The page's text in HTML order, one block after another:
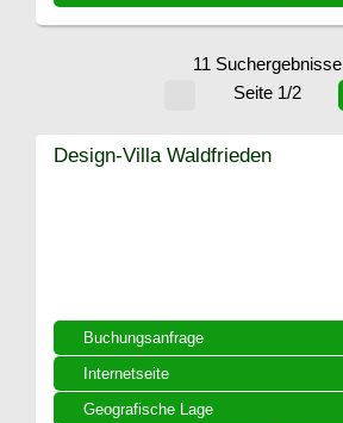
11 Suchergebnisse
Seite 1/2
Buchungsanfrage
Internetseite
Geografische Lage
Design-Villa Waldfrieden